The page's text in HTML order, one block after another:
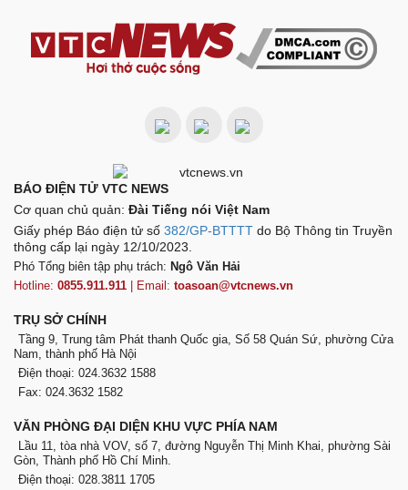
BÁO ĐIỆN TỬ VTC NEWS
Cơ quan chủ quản: Đài Tiếng nói Việt Nam
Giấy phép Báo điện tử số 382/GP-BTTTT do Bộ Thông tin Truyền
thông cấp lại ngày 12/10/2023.
Phó Tổng biên tập phụ trách: Ngô Văn Hải
Hotline: 0855.911.911 | Email: toasoan@vtcnews.vn
TRỤ SỞ CHÍNH
Tầng 9, Trung tâm Phát thanh Quốc gia, Số 58 Quán Sứ, phường Cửa
Nam, thành phố Hà Nội
Điện thoại: 024.3632 1588
Fax: 024.3632 1582
VĂN PHÒNG ĐẠI DIỆN KHU VỰC PHÍA NAM
Lầu 11, tòa nhà VOV, số 7, đường Nguyễn Thị Minh Khai, phường Sài
Gòn, Thành phố Hồ Chí Minh.
Điện thoại: 028.3811 1705